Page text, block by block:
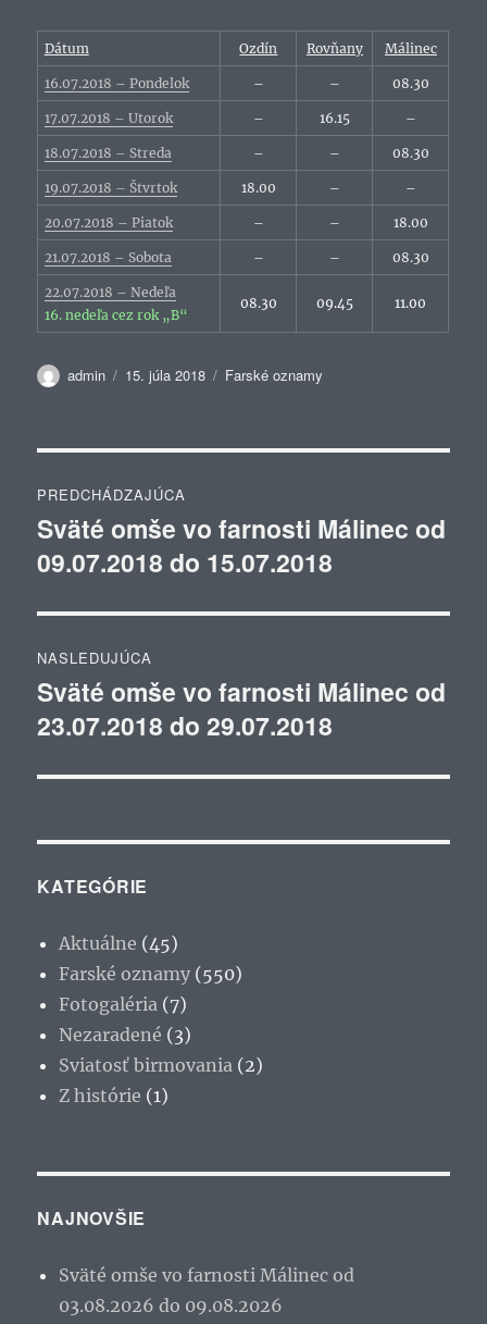
Dátum Ozdín Rovňany Málinec
16.07.2018 – Pondelok – – 08.30
17.07.2018 – Utorok – 16.15 –
18.07.2018 – Streda – – 08.30
19.07.2018 – Štvrtok 18.00 – –
20.07.2018 – Piatok – – 18.00
21.07.2018 – Sobota – – 08.30
22.07.2018 – Nedeľa
16. nedeľa cez rok „B“
08.30 09.45 11.00
Autor
admin Publikované
15. júla 2018 Kategórie
Farské oznamy
v
článku
PREDCHÁDZAJÚCA
Predchádzajúci
článok:
Sväté omše vo farnosti Málinec od
09.07.2018 do 15.07.2018
NASLEDUJÚCA
Ďalší
článok:
Sväté omše vo farnosti Málinec od
23.07.2018 do 29.07.2018
KATEGÓRIE
Aktuálne (45)
Farské oznamy (550)
Fotogaléria (7)
Nezaradené (3)
Sviatosť birmovania (2)
Z histórie (1)
NAJNOVŠIE
Sväté omše vo farnosti Málinec od
03.08.2026 do 09.08.2026